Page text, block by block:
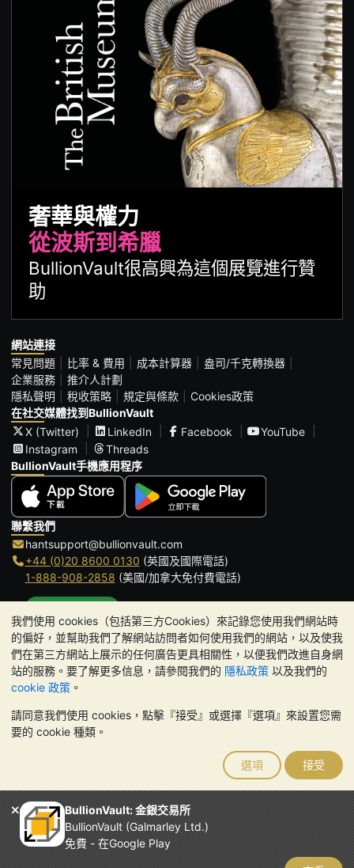
我們使用 cookies（包括第三方Cookies）來記錄您使用我們網站時
的偏好，並幫助我們了解網站訪問者如何使用我們的網站，以及使我
們在第三方網站上展示的任何廣告更具相關性，以便我們改進自身網
站的服務。要了解更多信息，請參閱我們的 隱私政策 以及我們的
cookie 政策 。
請同意我們使用 cookies，點擊『接受』或選擇『選項』來設置您需
要的 cookie 種類。
選項 接受
BullionVault: 金銀交易所
BullionVault (Galmarley Ltd.)
免費 - 在Google Play
奢華與權力
從波斯到希臘
BullionVault很高興為這個展覽進行贊
助
網站連接
常見問題
比率 & 費用 成本計算器
盎司/千克轉換器
企業服務
推介人計劃
隱私聲明
稅收策略 規定與條款
Cookies政策
在社交媒體找到BullionVault
X (Twitter)
LinkedIn Facebook
YouTube
Instagram
Threads
BullionVault手機應用程序
聯繫我們
hantsupport@bullionvault.com
+44 (0)20 8600 0130 (英國及國際電話)
1-888-908-2858 (美國/加拿大免付費電話)
辦公時間:
9am to 8:30pm (英國時間), 周一至周五
Galmarley Ltd T/A BullionVault
3 Shortlands (7th Floor)
London
W6 8DA
貴金屬的價值可能下跌也可能上漲。歷史趨勢不能保證未來
的價格走勢。BullionVault 網站及其任何通訊中的任何內容均不構成
投資建議。您應該考慮尋求專業建議，以確定投資並持有金條是否適
合您。
Galmarley Ltd，以 BullionVault 名義進行交易，在英格蘭和威爾斯
註冊，註冊號碼：4943684